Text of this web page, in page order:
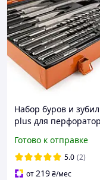
Набор буров и зубил
plus для
Готово к отправке
5.0 (2)
от219₴/мес